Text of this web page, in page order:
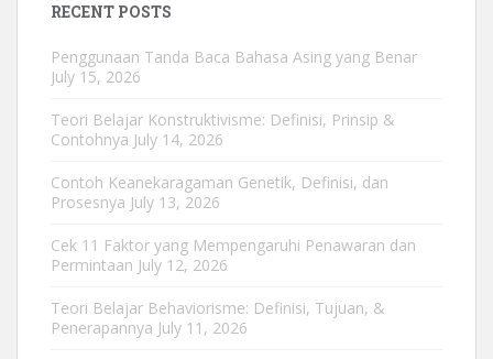
RECENT POSTS
Penggunaan Tanda Baca Bahasa Asing yang Benar
July 15, 2026
Teori Belajar Konstruktivisme: Definisi, Prinsip &
Contohnya July 14, 2026
Contoh Keanekaragaman Genetik, Definisi, dan
Prosesnya July 13, 2026
Cek 11 Faktor yang Mempengaruhi Penawaran dan
Permintaan July 12, 2026
Teori Belajar Behaviorisme: Definisi, Tujuan, &
Penerapannya July 11, 2026